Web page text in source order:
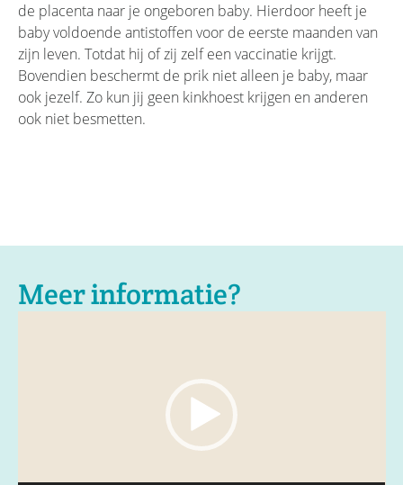
de placenta naar je ongeboren baby. Hierdoor heeft je
baby voldoende antistoffen voor de eerste maanden van
zijn leven. Totdat hij of zij zelf een vaccinatie krijgt.
Bovendien beschermt de prik niet alleen je baby, maar
ook jezelf. Zo kun jij geen kinkhoest krijgen en anderen
ook niet besmetten.
Meer informatie?